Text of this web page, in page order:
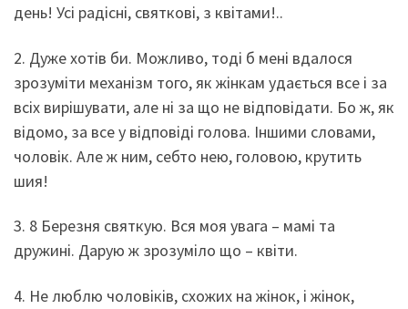
день! Усі радісні, святкові, з квітами!..
2. Дуже хотів би. Можливо, тоді б мені вдалося
зрозуміти механізм того, як жінкам удається все і за
всіх вирішувати, але ні за що не відповідати. Бо ж, як
відомо, за все у відповіді голова. Іншими словами,
чоловік. Але ж ним, себто нею, головою, крутить
шия!
3. 8 Березня святкую. Вся моя увага – мамі та
дружині. Дарую ж зрозуміло що – квіти.
4. Не люблю чоловіків, схожих на жінок, і жінок,